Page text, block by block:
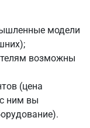
модели
возможны
(цена
с ним вы